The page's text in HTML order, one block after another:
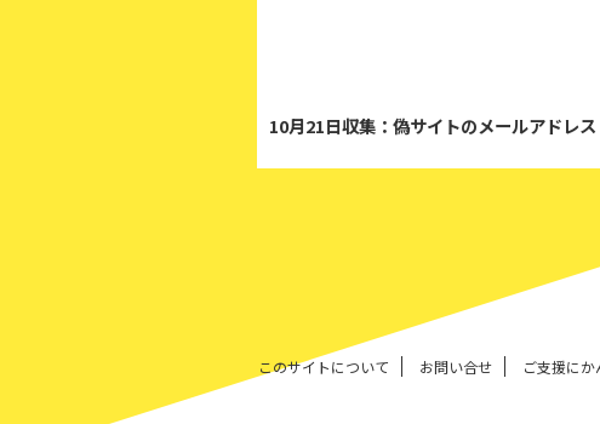
10月21日収集：偽サイトのメールアドレス
このサイトについて お問い合せ ご支援にか